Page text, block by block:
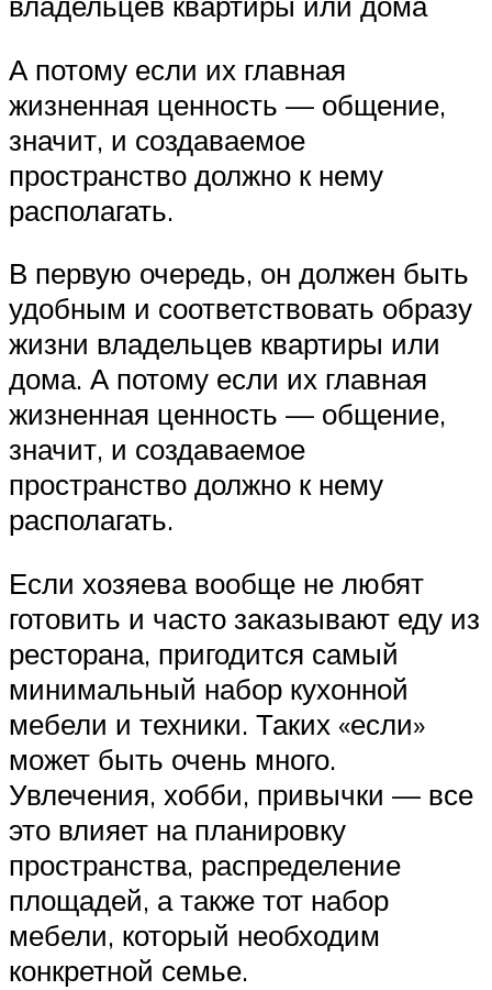
А потому если их главная
жизненная ценность — общение,
значит, и создаваемое
пространство должно к нему
располагать.
В первую очередь, он должен быть
удобным и соответствовать образу
жизни владельцев квартиры или
дома. А потому если их главная
жизненная ценность — общение,
значит, и создаваемое
пространство должно к нему
располагать.
Если хозяева вообще не любят
готовить и часто заказывают еду из
ресторана, пригодится самый
минимальный набор кухонной
мебели и техники. Таких «если»
может быть очень много.
Увлечения, хобби, привычки — все
это влияет на планировку
пространства, распределение
площадей, а также тот набор
мебели, который необходим
конкретной семье.